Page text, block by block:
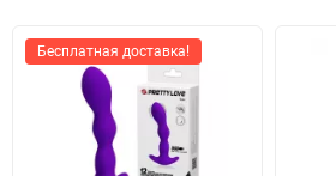
Бесплатная доставка!